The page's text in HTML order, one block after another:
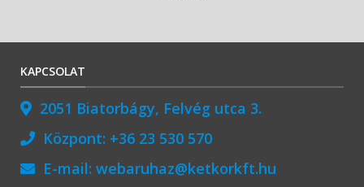
KAPCSOLAT
2051 Biatorbágy, Felvég utca 3.
Központ: +36 23 530 570
E-mail: webaruhaz@ketkorkft.hu